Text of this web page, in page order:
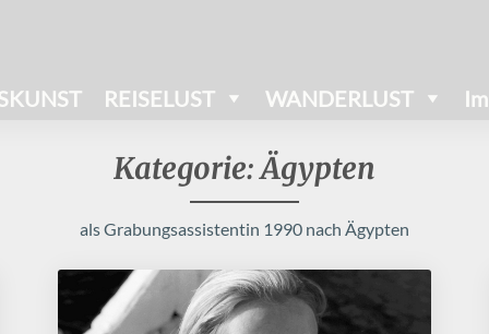
REISELUST WANDERLUST
Kategorie:Ägypten
als Grabungsassistentin 1990 nach Ägypten